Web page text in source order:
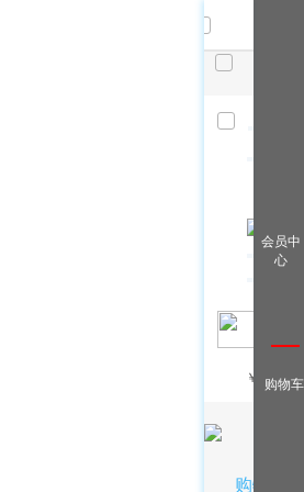
件，
￥ /月
购物车
会员中
心
购物车